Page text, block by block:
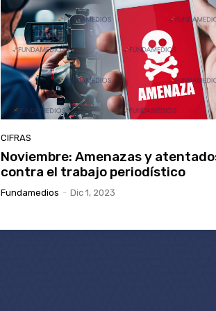
CIFRAS
Noviembre: Amenazas y
contra el trabajo periodístico
Fundamedios - Dic 1, 2023